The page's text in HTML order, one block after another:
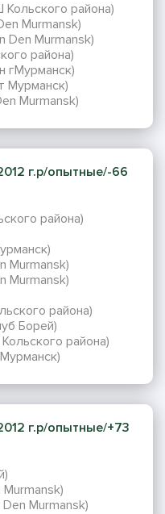
района)
Murmansk)
Den Murmansk)
района)
гМурманск)
Мурманск)
Murmansk)
г.р/опытные/-66
района)
Murmansk)
Murmansk)
района)
Борей)
района)
г.р/опытные/+73
Murmansk)